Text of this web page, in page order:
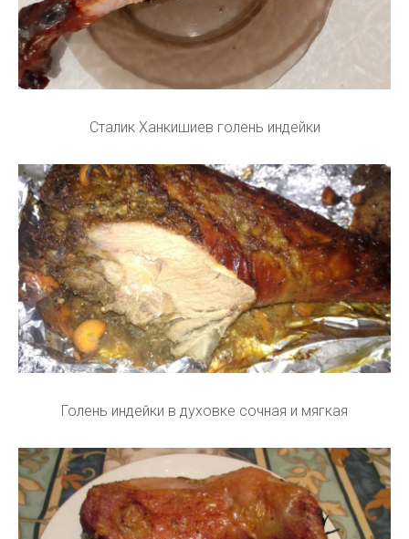
Сталик Ханкишиев голень индейки
Голень индейки в духовке сочная и мягкая